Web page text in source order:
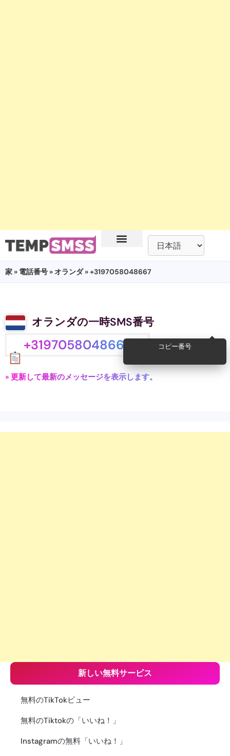
家 » 電話番号 »オランダ» +3197058048667
オランダの一時SMS番号
+3197058048667 コピー番号
» 更新して最新のメッセージを表示します。
新しい無料サービス
無料のTikTokビュー
無料のTiktokの「いいね！」
Instagramの無料「いいね！」